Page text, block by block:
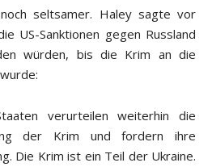
seltsamer. Haley sagte vor
US-Sanktionen gegen Russland
würden, bis die Krim an die
verurteilen weiterhin die
der Krim und fordern ihre
Die Krim ist ein Teil der Ukraine.